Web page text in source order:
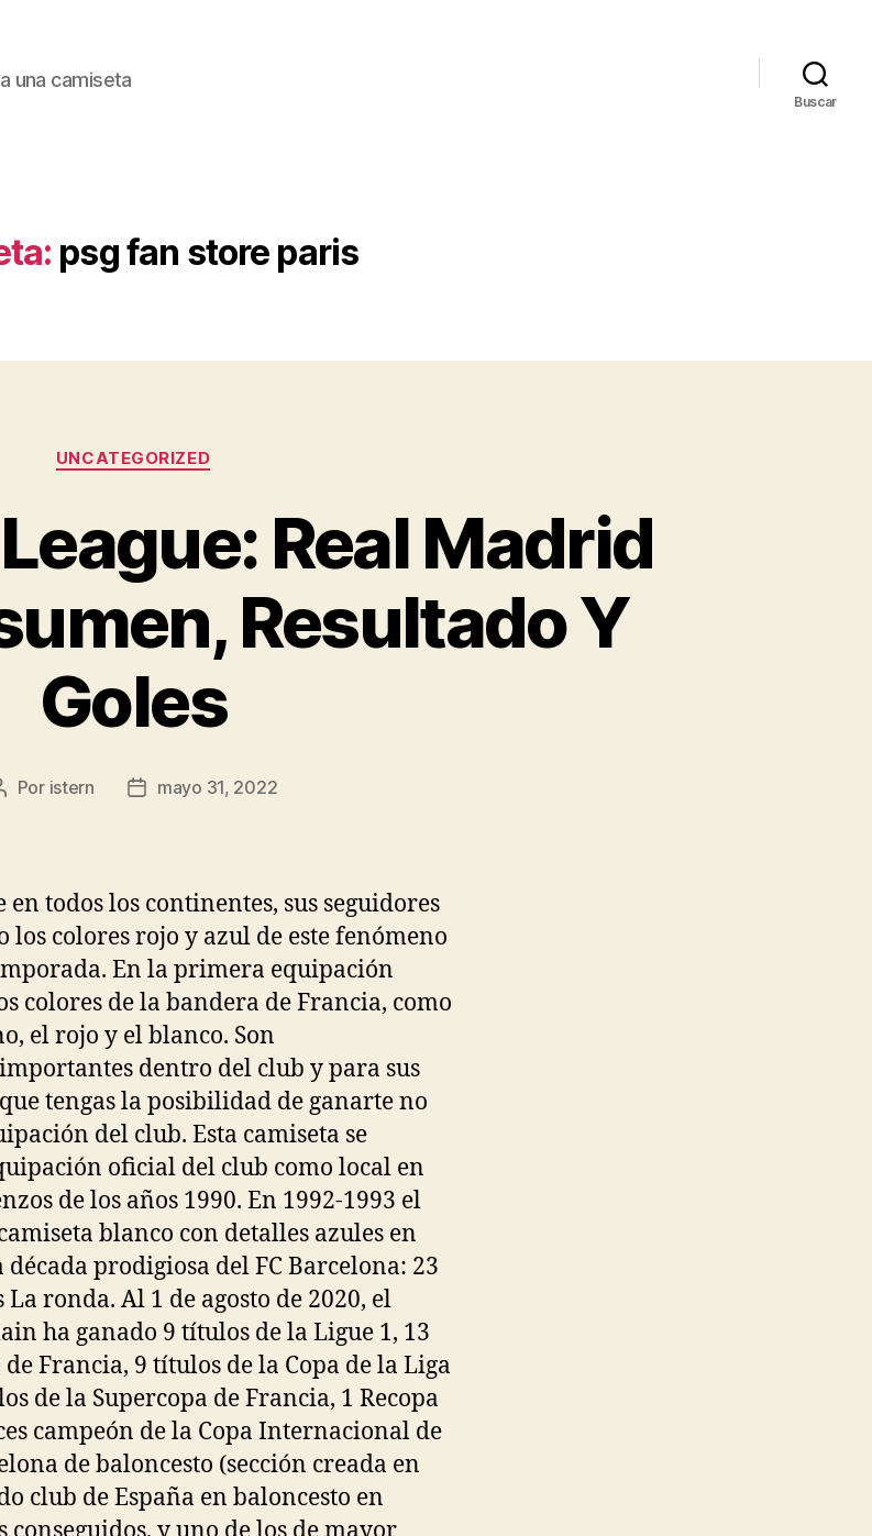
una camiseta
Buscar
psg fan store paris
Categorías
UNCATEGORIZED
Real Madrid
Resultado Y
Goles
Por istern
Fechamayo 31, 2022
en todos los continentes, sus seguidores
los colores rojo y azul de este fenómeno
En la primera equipación
colores de la bandera de Francia, como
el rojo y el blanco. Son
dentro del club y para sus
tengas la posibilidad de ganarte no
del club. Esta camiseta se
oficial del club como local en
de los años 1990. En 1992-1993 el
blanco con detalles azules en
década prodigiosa del FC Barcelona: 23
ronda. Al 1 de agosto de 2020, el
ha ganado 9 títulos de la Ligue 1, 13
Francia, 9 títulos de la Copa de la Liga
de la Supercopa de Francia, 1 Recopa
campeón de la Copa Internacional de
de baloncesto (sección creada en
club de España en baloncesto en